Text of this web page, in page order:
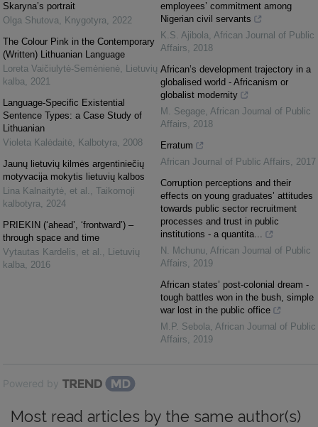
Skaryna’s portrait
Olga Shutova, Knygotyra, 2022
The Colour Pink in the Contemporary
(Written) Lithuanian Language
Loreta Vaičiulytė-Semėnienė, Lietuvių
kalba, 2021
Language-Specific Existential
Sentence Types: a Case Study of
Lithuanian
Violeta Kalėdaitė, Kalbotyra, 2008
Jaunų lietuvių kilmės argentiniečių
motyvacija mokytis lietuvių kalbos
Lina Kalnaitytė, et al. , Taikomoji
kalbotyra, 2024
PRIEKIN (‘ahead’, ‘frontward’) –
through space and time
Vytautas Kardelis, et al. , Lietuvių
kalba, 2016
employees’ commitment among
Nigerian civil servants
K.S. Ajibola, African Journal of Public
Affairs, 2018
African’s development trajectory in a
globalised world - Africanism or
globalist modernity
M. Segage, African Journal of Public
Affairs, 2018
Erratum
African Journal of Public Affairs, 2017
Corruption perceptions and their
effects on young graduates’ attitudes
towards public sector recruitment
processes and trust in public
institutions - a quantita...
N. Mchunu, African Journal of Public
Affairs, 2019
African states’ post-colonial dream -
tough battles won in the bush, simple
war lost in the public office
M.P. Sebola, African Journal of Public
Affairs, 2019
Powered by
Most read articles by the same author(s)